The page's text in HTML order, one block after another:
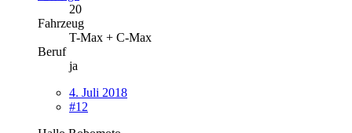
20
Fahrzeug
T-Max + C-Max
Beruf
ja
4. Juli 2018
#12